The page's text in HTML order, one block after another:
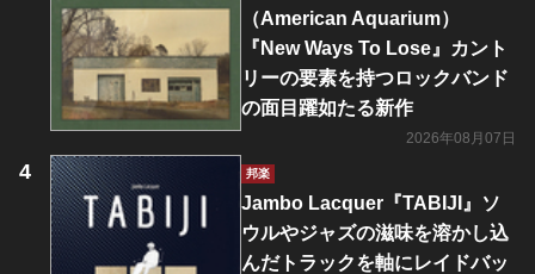
（American Aquarium）
『New Ways To Lose』カント
リーの要素を持つロックバンド
の面目躍如たる新作
2026年08月07日
邦楽
Jambo Lacquer『TABIJI』ソ
ウルやジャズの滋味を溶かし込
んだトラックを軸にレイドバッ